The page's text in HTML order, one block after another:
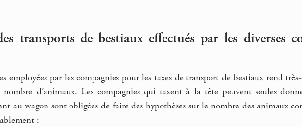
transports de bestiaux effectués par les diverses
employées par les compagnies pour les taxes de transport de bestiaux rend
nombre d’animaux. Les compagnies qui taxent à la tête peuvent seules
au wagon sont obligées de faire des hypothèses sur le nombre des animaux
: